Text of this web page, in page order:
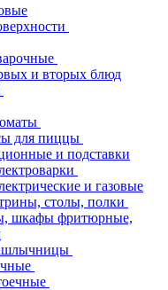
и вторых блюд
для пиццы
и подставки
и газовые
столы, полки
шкафы фритюрные,